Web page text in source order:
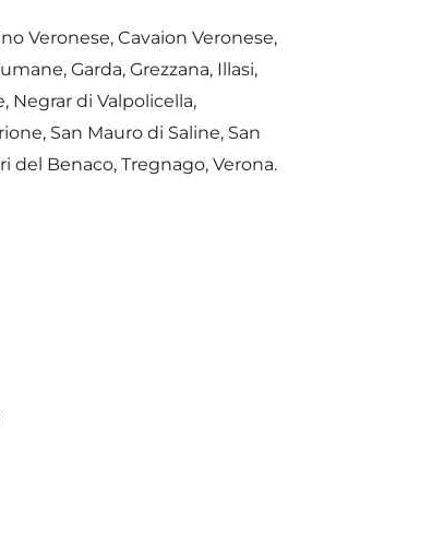
Veronese, Cavaion Veronese,
Garda, Grezzana, Illasi,
Negrar di Valpolicella,
San Mauro di Saline, San
del Benaco, Tregnago, Verona.